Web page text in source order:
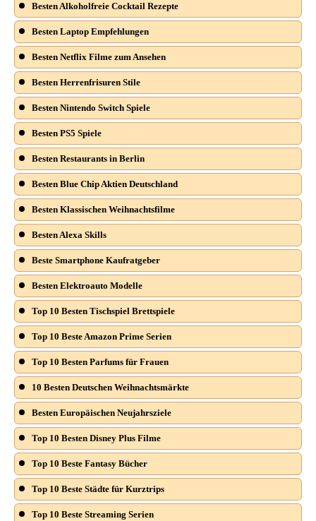
Besten Alkoholfreie Cocktail Rezepte
Besten Laptop Empfehlungen
Besten Netflix Filme zum Ansehen
Besten Herrenfrisuren Stile
Besten Nintendo Switch Spiele
Besten PS5 Spiele
Besten Restaurants in Berlin
Besten Blue Chip Aktien Deutschland
Besten Klassischen Weihnachtsfilme
Besten Alexa Skills
Beste Smartphone Kaufratgeber
Besten Elektroauto Modelle
Top 10 Besten Tischspiel Brettspiele
Top 10 Beste Amazon Prime Serien
Top 10 Besten Parfums für Frauen
10 Besten Deutschen Weihnachtsmärkte
Besten Europäischen Neujahrsziele
Top 10 Besten Disney Plus Filme
Top 10 Beste Fantasy Bücher
Top 10 Beste Städte für Kurztrips
Top 10 Beste Streaming Serien